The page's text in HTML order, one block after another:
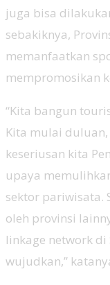
juga bisa
sebakiknya,
memanfaatkan
mempromosikan
“Kita bangun
Kita mulai
keseriusan kita
upaya
sektor pariwisata.
oleh provinsi
linkage network
wujudkan,”